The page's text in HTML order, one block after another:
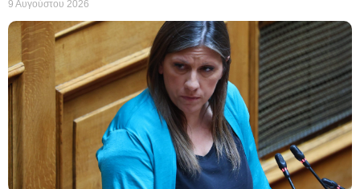
9 Αυγούστου 2026